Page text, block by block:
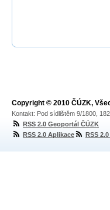
Copyright © 2010 ČÚZK,
Kontakt: Pod sídlištěm 9/1800,
RSS 2.0 Geoportál ČÚZK
RSS 2.0 Aplikace
RSS